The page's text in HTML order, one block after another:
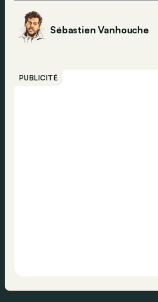
Sébastien Vanhouche
PUBLICITÉ